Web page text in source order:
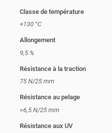
Classe de température
+130 °C
Allongement
9,5 %
Résistance à la traction
75 N/25 mm
Résistance au pelage
>6,5 N/25 mm
Résistance aux UV